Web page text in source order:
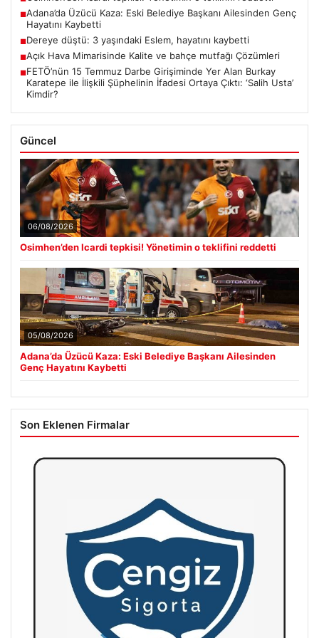
■Adana’da Üzücü Kaza: Eski Belediye Başkanı Ailesinden Genç
Hayatını Kaybetti
■Dereye düştü: 3 yaşındaki Eslem, hayatını kaybetti
■Açık Hava Mimarisinde Kalite ve bahçe mutfağı Çözümleri
■FETÖ’nün 15 Temmuz Darbe Girişiminde Yer Alan Burkay
Karatepe ile İlişkili Şüphelinin İfadesi Ortaya Çıktı: ‘Salih Usta’
Kimdir?
Güncel
06/08/2026
Osimhen’den Icardi tepkisi! Yönetimin o teklifini reddetti
05/08/2026
Adana’da Üzücü Kaza: Eski Belediye Başkanı Ailesinden
Genç Hayatını Kaybetti
Son Eklenen Firmalar